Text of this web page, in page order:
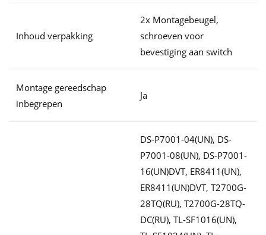
Inhoud verpakking
2x Montagebeugel,
schroeven voor
bevestiging aan switch
Montage gereedschap
inbegrepen
Ja
DS-P7001-04(UN), DS-
P7001-08(UN), DS-P7001-
16(UN)DVT, ER8411(UN),
ER8411(UN)DVT, T2700G-
28TQ(RU), T2700G-28TQ-
DC(RU), TL-SF1016(UN),